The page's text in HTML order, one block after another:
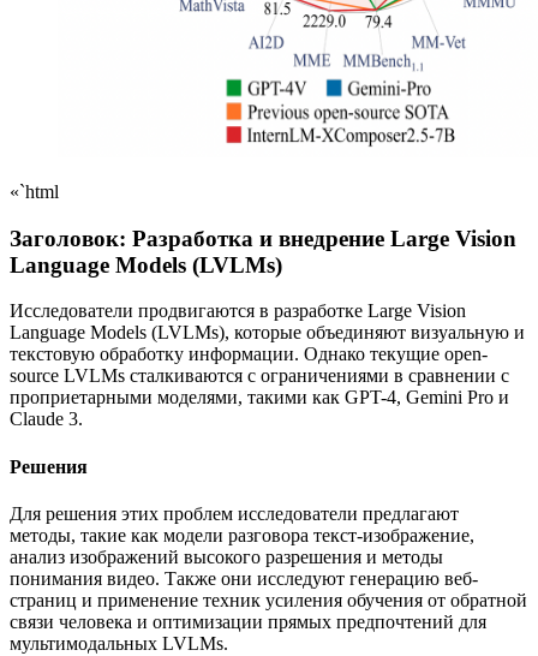
«`html
Заголовок: Разработка и внедрение Large Vision
Language Models (LVLMs)
Исследователи продвигаются в разработке Large Vision
Language Models (LVLMs), которые объединяют визуальную и
текстовую обработку информации. Однако текущие open-
source LVLMs сталкиваются с ограничениями в сравнении с
проприетарными моделями, такими как GPT-4, Gemini Pro и
Claude 3.
Решения
Для решения этих проблем исследователи предлагают
методы, такие как модели разговора текст-изображение,
анализ изображений высокого разрешения и методы
понимания видео. Также они исследуют генерацию веб-
страниц и применение техник усиления обучения от обратной
связи человека и оптимизации прямых предпочтений для
мультимодальных LVLMs.